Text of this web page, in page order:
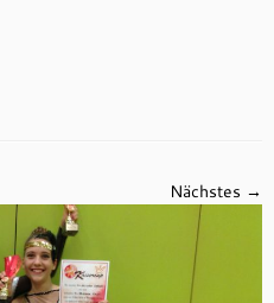
Nächstes →